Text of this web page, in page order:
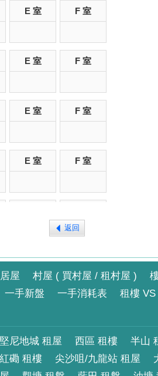
E 室 F 室
E 室 F 室
E 室 F 室
E 室 F 室
E 室 F 室
E 室 F 室
返回
屋 村屋 ( 買村屋 / 租村屋 )
一手新盤 一手消耗表 租樓
堅尼地城 租屋 西區 租樓 半山
紅磡 租樓 尖沙咀/九龍站 租屋